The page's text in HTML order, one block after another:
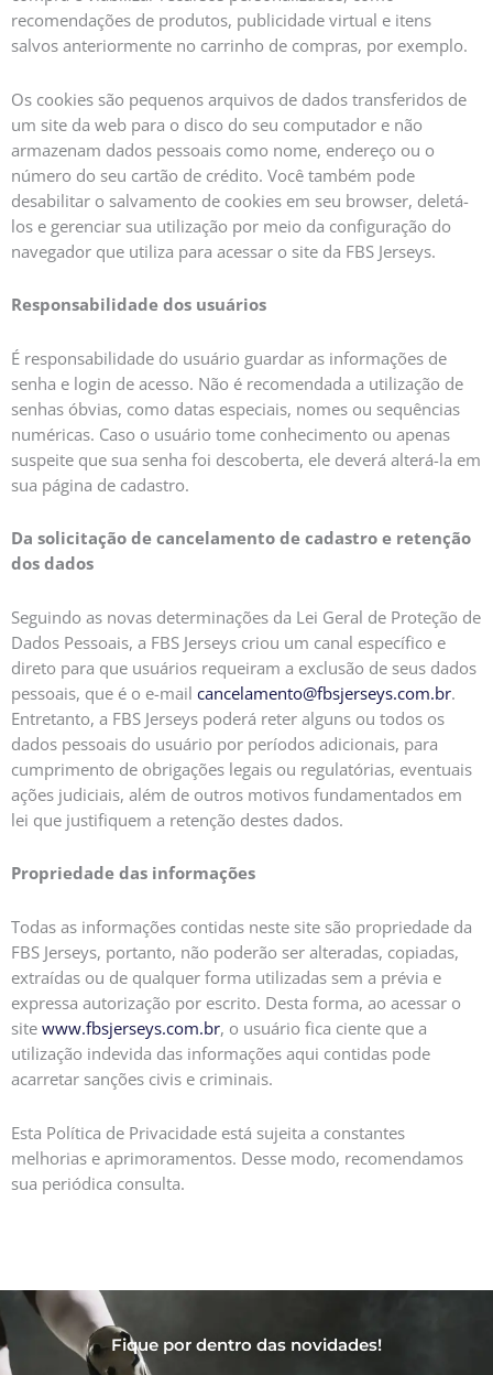
recomendações de produtos, publicidade virtual e itens
salvos anteriormente no carrinho de compras, por exemplo.
Os cookies são pequenos arquivos de dados transferidos de
um site da web para o disco do seu computador e não
armazenam dados pessoais como nome, endereço ou o
número do seu cartão de crédito. Você também pode
desabilitar o salvamento de cookies em seu browser, deletá-
los e gerenciar sua utilização por meio da configuração do
navegador que utiliza para acessar o site da FBS Jerseys.
Responsabilidade dos usuários
É responsabilidade do usuário guardar as informações de
senha e login de acesso. Não é recomendada a utilização de
senhas óbvias, como datas especiais, nomes ou sequências
numéricas. Caso o usuário tome conhecimento ou apenas
suspeite que sua senha foi descoberta, ele deverá alterá-la em
sua página de cadastro.
Da solicitação de cancelamento de cadastro e retenção
dos dados
Seguindo as novas determinações da Lei Geral de Proteção de
Dados Pessoais, a FBS Jerseys criou um canal específico e
direto para que usuários requeiram a exclusão de seus dados
pessoais, que é o e-mail cancelamento@fbsjerseys.com.br.
Entretanto, a FBS Jerseys poderá reter alguns ou todos os
dados pessoais do usuário por períodos adicionais, para
cumprimento de obrigações legais ou regulatórias, eventuais
ações judiciais, além de outros motivos fundamentados em
lei que justifiquem a retenção destes dados.
Propriedade das informações
Todas as informações contidas neste site são propriedade da
FBS Jerseys, portanto, não poderão ser alteradas, copiadas,
extraídas ou de qualquer forma utilizadas sem a prévia e
expressa autorização por escrito. Desta forma, ao acessar o
site www.fbsjerseys.com.br, o usuário fica ciente que a
utilização indevida das informações aqui contidas pode
acarretar sanções civis e criminais.
Esta Política de Privacidade está sujeita a constantes
melhorias e aprimoramentos. Desse modo, recomendamos
sua periódica consulta.
Fique por dentro das novidades!